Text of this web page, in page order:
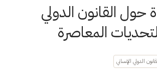
حول القانون الدولي
المعاصرة
الدولي الإنساني